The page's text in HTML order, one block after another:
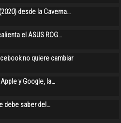
desde la Caverna…
el ASUS ROG…
no quiere cambiar
y Google, la…
debe saber del…